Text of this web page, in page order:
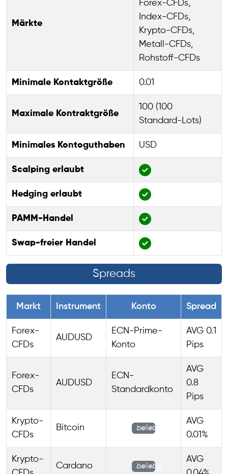
Märkte
Forex-CFDs,
Index-CFDs,
Krypto-CFDs,
Metall-CFDs,
Rohstoff-CFDs
Minimale Kontaktgröße 0.01
Maximale Kontraktgröße
100 (100
Standard-Lots)
Minimales Kontoguthaben USD
Scalping erlaubt
Hedging erlaubt
PAMM-Handel
Swap-freier Handel
Spreads
Markt Instrument Konto Spread
Forex-
CFDs
AUDUSD
ECN-Prime-
Konto
AVG 0.1
Pips
Forex-
CFDs
AUDUSD
ECN-
Standardkonto
AVG
0.8
Pips
Krypto-
CFDs
Bitcoin beliebig
AVG
0.01%
Krypto-
Cardano beliebig
AVG